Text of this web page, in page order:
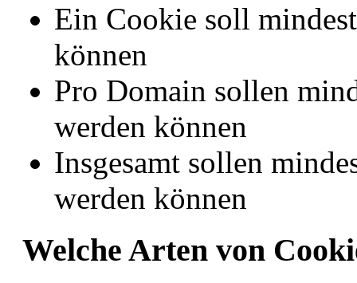
Ein Cookie soll
können
Pro Domain sollen
werden können
Insgesamt sollen
werden können
Welche Arten von